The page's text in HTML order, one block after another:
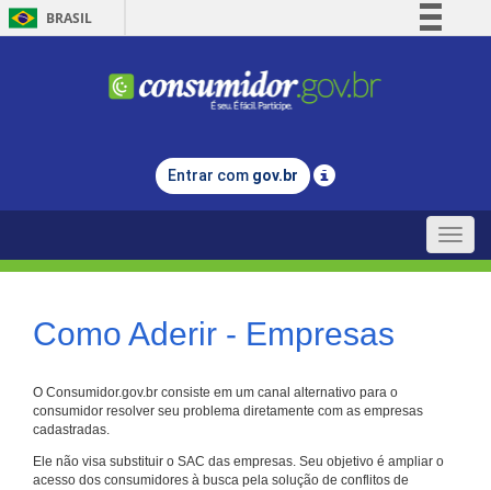
BRASIL
Comunica BR
Legislação
Entrar com gov.br
Toggle
Como Aderir - Empresas
O Consumidor.gov.br consiste em um canal alternativo para o
consumidor resolver seu problema diretamente com as empresas
cadastradas.
Ele não visa substituir o SAC das empresas. Seu objetivo é ampliar o
acesso dos consumidores à busca pela solução de conflitos de